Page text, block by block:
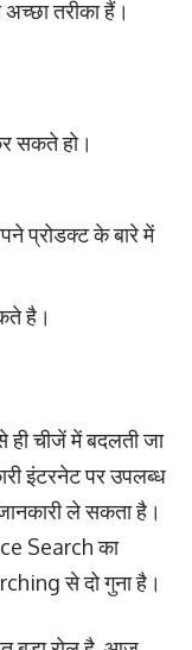
तरीका हैं।
सकते हो।
प्रोडक्ट के बारे में
है।
चीजें में बदलती जा
इंटरनेट पर उपलब्ध
ले सकता है।
Search का
से दो गुना है।